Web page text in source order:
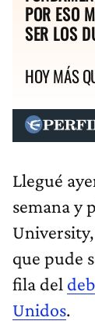
POR ESO
SER LOS
HOY MÁS
Llegué
semana y
que pude
fila del
Unidos.